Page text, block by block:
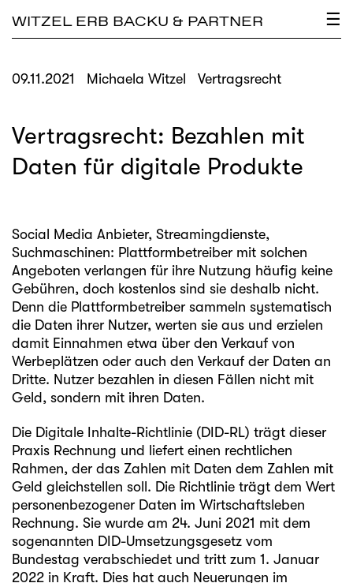
WITZEL ERB BACKU & PARTNER ☰
×
09.11.2021 Michaela Witzel Vertragsrecht
Vertragsrecht: Bezahlen mit
Daten für digitale Produkte
Social Media Anbieter, Streamingdienste,
Suchmaschinen: Plattformbetreiber mit solchen
Angeboten verlangen für ihre Nutzung häufig keine
Gebühren, doch kostenlos sind sie deshalb nicht.
Denn die Plattformbetreiber sammeln systematisch
die Daten ihrer Nutzer, werten sie aus und erzielen
damit Einnahmen etwa über den Verkauf von
Werbeplätzen oder auch den Verkauf der Daten an
Dritte. Nutzer bezahlen in diesen Fällen nicht mit
Geld, sondern mit ihren Daten.
Die Digitale Inhalte-Richtlinie (DID-RL) trägt dieser
Praxis Rechnung und liefert einen rechtlichen
Rahmen, der das Zahlen mit Daten dem Zahlen mit
Geld gleichstellen soll. Die Richtlinie trägt dem Wert
personenbezogener Daten im Wirtschaftsleben
Rechnung. Sie wurde am 24. Juni 2021 mit dem
sogenannten DID-Umsetzungsgesetz vom
Bundestag verabschiedet und tritt zum 1. Januar
2022 in Kraft. Dies hat auch Neuerungen im